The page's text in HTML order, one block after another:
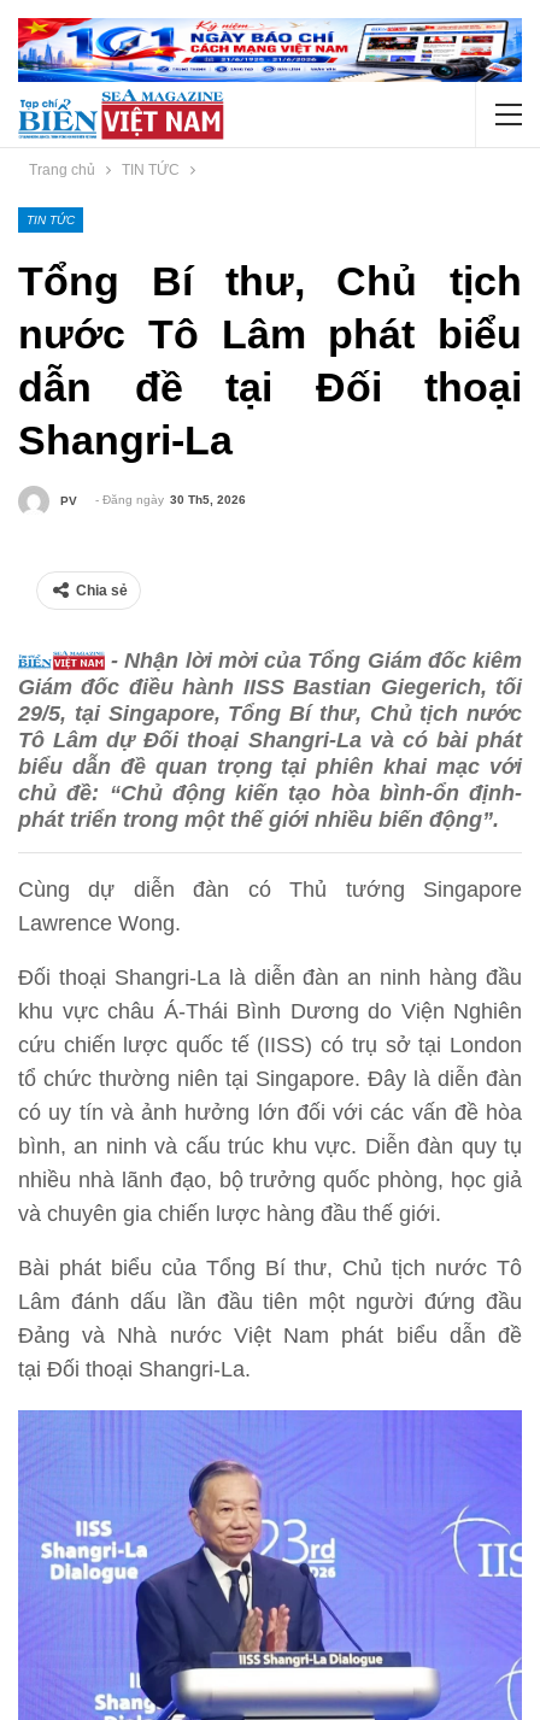
Trang chủ TIN TỨC
TIN TỨC
Tổng Bí thư, Chủ tịch
nước Tô Lâm phát biểu
dẫn đề tại Đối thoại
Shangri-La
PV - Đăng ngày 30 Th5, 2026
Chia sẻ
- Nhận lời mời của Tổng Giám đốc kiêm
Giám đốc điều hành IISS Bastian Giegerich, tối
29/5, tại Singapore, Tổng Bí thư, Chủ tịch nước
Tô Lâm dự Đối thoại Shangri-La và có bài phát
biểu dẫn đề quan trọng tại phiên khai mạc với
chủ đề: “Chủ động kiến tạo hòa bình-ổn định-
phát triển trong một thế giới nhiều biến động”.
Cùng dự diễn đàn có Thủ tướng Singapore
Lawrence Wong.
Đối thoại Shangri-La là diễn đàn an ninh hàng đầu
khu vực châu Á-Thái Bình Dương do Viện Nghiên
cứu chiến lược quốc tế (IISS) có trụ sở tại London
tổ chức thường niên tại Singapore. Đây là diễn đàn
có uy tín và ảnh hưởng lớn đối với các vấn đề hòa
bình, an ninh và cấu trúc khu vực. Diễn đàn quy tụ
nhiều nhà lãnh đạo, bộ trưởng quốc phòng, học giả
và chuyên gia chiến lược hàng đầu thế giới.
Bài phát biểu của Tổng Bí thư, Chủ tịch nước Tô
Lâm đánh dấu lần đầu tiên một người đứng đầu
Đảng và Nhà nước Việt Nam phát biểu dẫn đề
tại Đối thoại Shangri-La.